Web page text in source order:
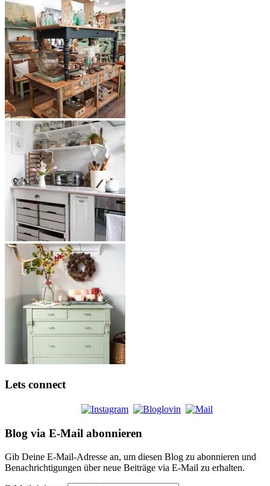
Lets connect
Blog via E-Mail abonnieren
Gib Deine E-Mail-Adresse an, um diesen Blog zu abonnieren und
Benachrichtigungen über neue Beiträge via E-Mail zu erhalten.